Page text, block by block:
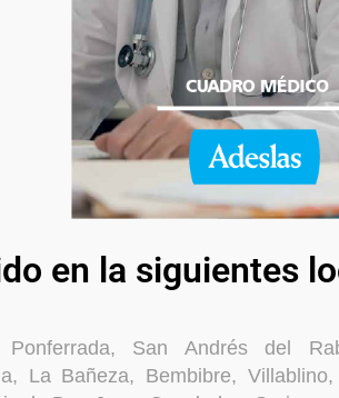
en la siguientes
Ponferrada, San Andrés del
La Bañeza, Bembibre,